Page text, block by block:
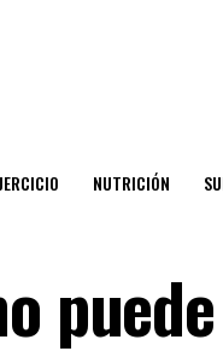
NUTRICIÓN
puede